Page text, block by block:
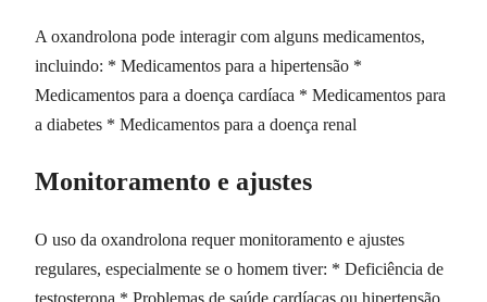
A oxandrolona pode interagir com alguns medicamentos,
incluindo: * Medicamentos para a hipertensão *
Medicamentos para a doença cardíaca * Medicamentos para
a diabetes * Medicamentos para a doença renal
Monitoramento e ajustes
O uso da oxandrolona requer monitoramento e ajustes
regulares, especialmente se o homem tiver: * Deficiência de